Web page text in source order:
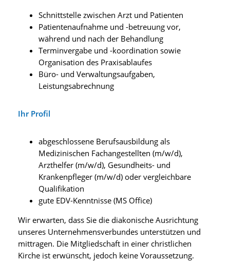
Schnittstelle zwischen Arzt und Patienten
Patientenaufnahme und -betreuung vor,
während und nach der Behandlung
Terminvergabe und -koordination sowie
Organisation des Praxisablaufes
Büro- und Verwaltungsaufgaben,
Leistungsabrechnung
Ihr Profil
abgeschlossene Berufsausbildung als
Medizinischen Fachangestellten (m/w/d),
Arzthelfer (m/w/d), Gesundheits- und
Krankenpfleger (m/w/d) oder vergleichbare
Qualifikation
gute EDV-Kenntnisse (MS Office)
Wir erwarten, dass Sie die diakonische Ausrichtung
unseres Unternehmensverbundes unterstützen und
mittragen. Die Mitgliedschaft in einer christlichen
Kirche ist erwünscht, jedoch keine Voraussetzung.